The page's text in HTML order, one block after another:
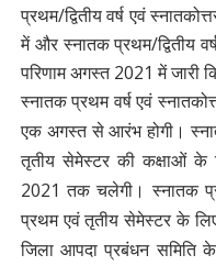
प्रथम/द्वितीय वर्ष एवं
में और स्नातक प्रथम/द्वितीय
परिणाम अगस्त 2021 में जारी
स्नातक प्रथम वर्ष एवं
एक अगस्त से आरंभ होगी।
तृतीय सेमेस्टर की कक्षाओं
2021 तक चलेगी। स्नातक
प्रथम एवं तृतीय सेमेस्टर के
जिला आपदा प्रबंधन समिति के